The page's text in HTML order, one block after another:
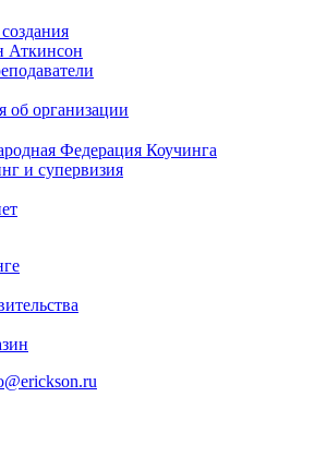
Аткинсон
об организации
Федерация Коучинга
и супервизия